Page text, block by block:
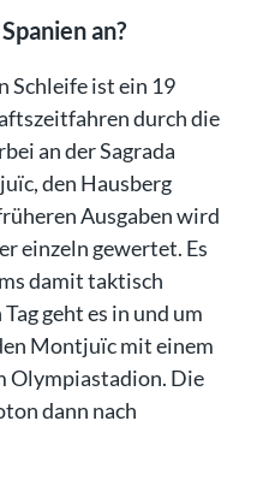
an?
Schleife ist ein 19
durch die
an der Sagrada
den Hausberg
Ausgaben wird
einzeln gewertet. Es
damit taktisch
geht es in und um
Montjuïc mit einem
Olympiastadion. Die
dann nach